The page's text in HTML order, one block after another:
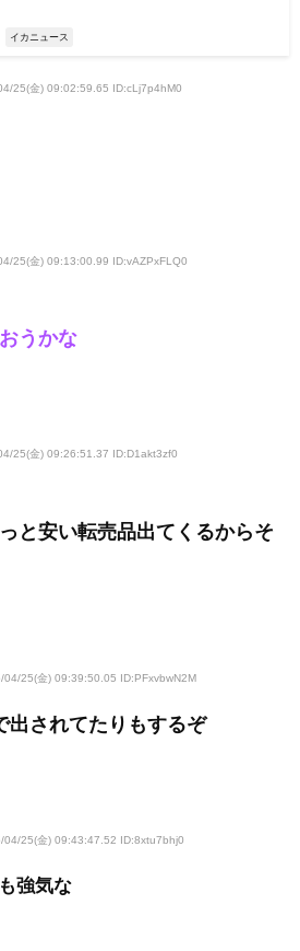
イカニュース
25(金) 09:02:59.65 ID:cLj7p4hM0
25(金) 09:13:00.99 ID:vAZPxFLQ0
うかな
25(金) 09:26:51.37 ID:D1akt3zf0
と安い転売品出てくるからそ
04/25(金) 09:39:50.05 ID:PFxvbwN2M
されてたりもするぞ
04/25(金) 09:43:47.52 ID:8xtu7bhj0
強気な